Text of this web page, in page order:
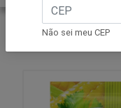
INÍCIO
AJINOMOTO
Não sei meu CEP